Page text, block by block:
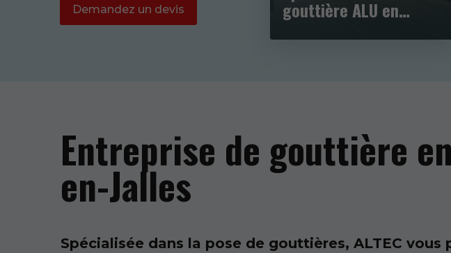
Demandez un devis gouttière ALU en
Gironde
Entreprise de gouttière
en-Jalles
Spécialisée dans la pose de gouttières, ALTEC